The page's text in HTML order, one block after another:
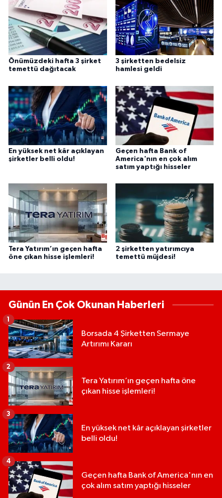
Önümüzdeki hafta 3 şirket
temettü dağıtacak
3 şirketten bedelsiz
hamlesi geldi
En yüksek net kâr açıklayan
şirketler belli oldu!
Geçen hafta Bank of
America'nın en çok alım
satım yaptığı hisseler
Tera Yatırım’ın geçen hafta
öne çıkan hisse işlemleri!
2 şirketten yatırımcıya
temettü müjdesi!
Günün En Çok Okunan Haberleri
Borsada 4 Şirketten Sermaye
Artırımı Kararı
1
Tera Yatırım’ın geçen hafta öne
çıkan hisse işlemleri!
2
En yüksek net kâr açıklayan şirketler
belli oldu!
3
Geçen hafta Bank of America'nın en
çok alım satım yaptığı hisseler
4